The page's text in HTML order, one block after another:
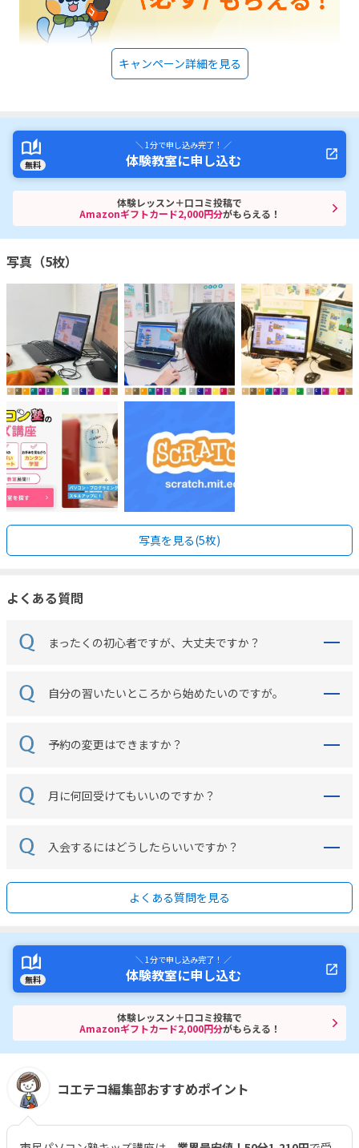
キャンペーン詳細を見る
無料
＼ 1分で申し込み完了！ ／
体験教室に申し込む
体験レッスン＋口コミ投稿で
Amazonギフトカード2,000円分がもらえる！
写真（5枚）
写真を見る(5枚)
よくある質問
まったくの初心者ですが、大丈夫ですか？
自分の習いたいところから始めたいのですが。
予約の変更はできますか？
月に何回受けてもいいのですか？
入会するにはどうしたらいいですか？
よくある質問を見る
無料
＼ 1分で申し込み完了！ ／
体験教室に申し込む
体験レッスン＋口コミ投稿で
Amazonギフトカード2,000円分がもらえる！
コエテコ編集部おすすめポイント